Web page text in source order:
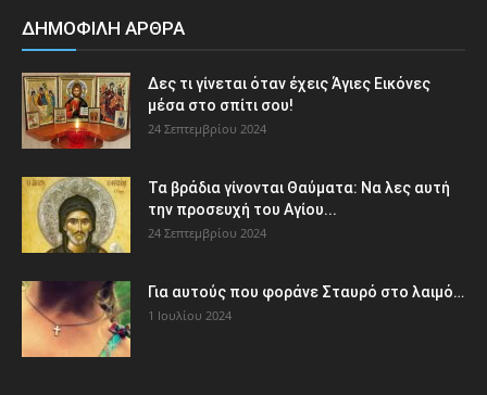
ΔΗΜΟΦΙΛΗ ΑΡΘΡΑ
Δες τι γίνεται όταν έχεις Άγιες Εικόνες
μέσα στο σπίτι σου!
24 Σεπτεμβρίου 2024
Τα βράδια γίνονται Θαύματα: Να λες αυτή
την προσευχή του Αγίου...
24 Σεπτεμβρίου 2024
Για αυτούς που φοράνε Σταυρό στο λαιμό…
1 Ιουλίου 2024